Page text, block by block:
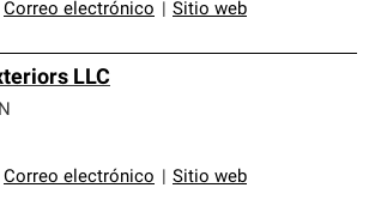
Correo electrónico Sitio web
LLC
Correo electrónico Sitio web